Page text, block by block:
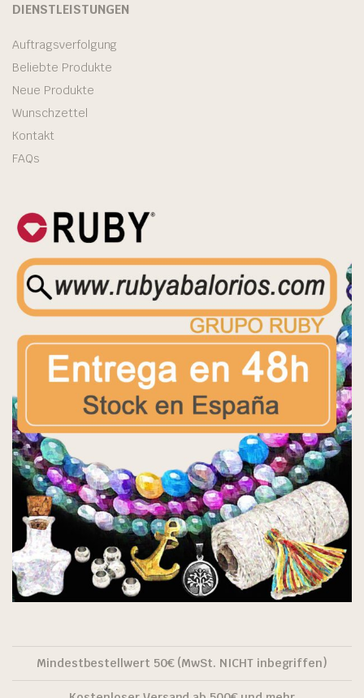
DIENSTLEISTUNGEN
Auftragsverfolgung
Beliebte Produkte
Neue Produkte
Wunschzettel
Kontakt
FAQs
Mindestbestellwert 50€ (MwSt. NICHT inbegriffen)